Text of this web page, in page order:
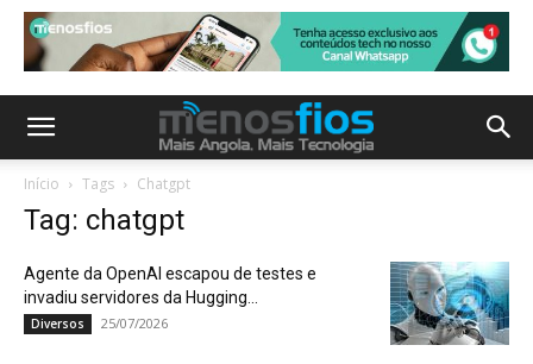
Início Tags Chatgpt
Tag: chatgpt
Agente da OpenAI escapou de testes e
invadiu servidores da Hugging...
Diversos 25/07/2026